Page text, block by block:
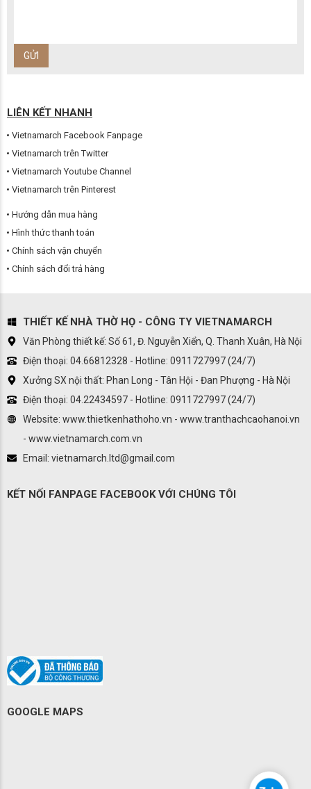
LIÊN KẾT NHANH
Vietnamarch Facebook Fanpage
Vietnamarch trên Twitter
Vietnamarch Youtube Channel
Vietnamarch trên Pinterest
Hướng dẫn mua hàng
Hình thức thanh toán
Chính sách vận chuyển
Chính sách đổi trả hàng
THIẾT KẾ NHÀ THỜ HỌ - CÔNG TY VIETNAMARCH
Văn Phòng thiết kế: Số 61, Đ. Nguyễn Xiển, Q. Thanh Xuân, Hà Nội
Điện thoại: 04.66812328 - Hotline: 0911727997 (24/7)
Xưởng SX nội thất: Phan Long - Tân Hội - Đan Phượng - Hà Nội
Điện thoại: 04.22434597 - Hotline: 0911727997 (24/7)
Website: www.thietkenhathoho.vn - www.tranthachcaohanoi.vn
- www.vietnamarch.com.vn
Email: vietnamarch.ltd@gmail.com
KẾT NỐI FANPAGE FACEBOOK VỚI CHÚNG TÔI
GOOGLE MAPS